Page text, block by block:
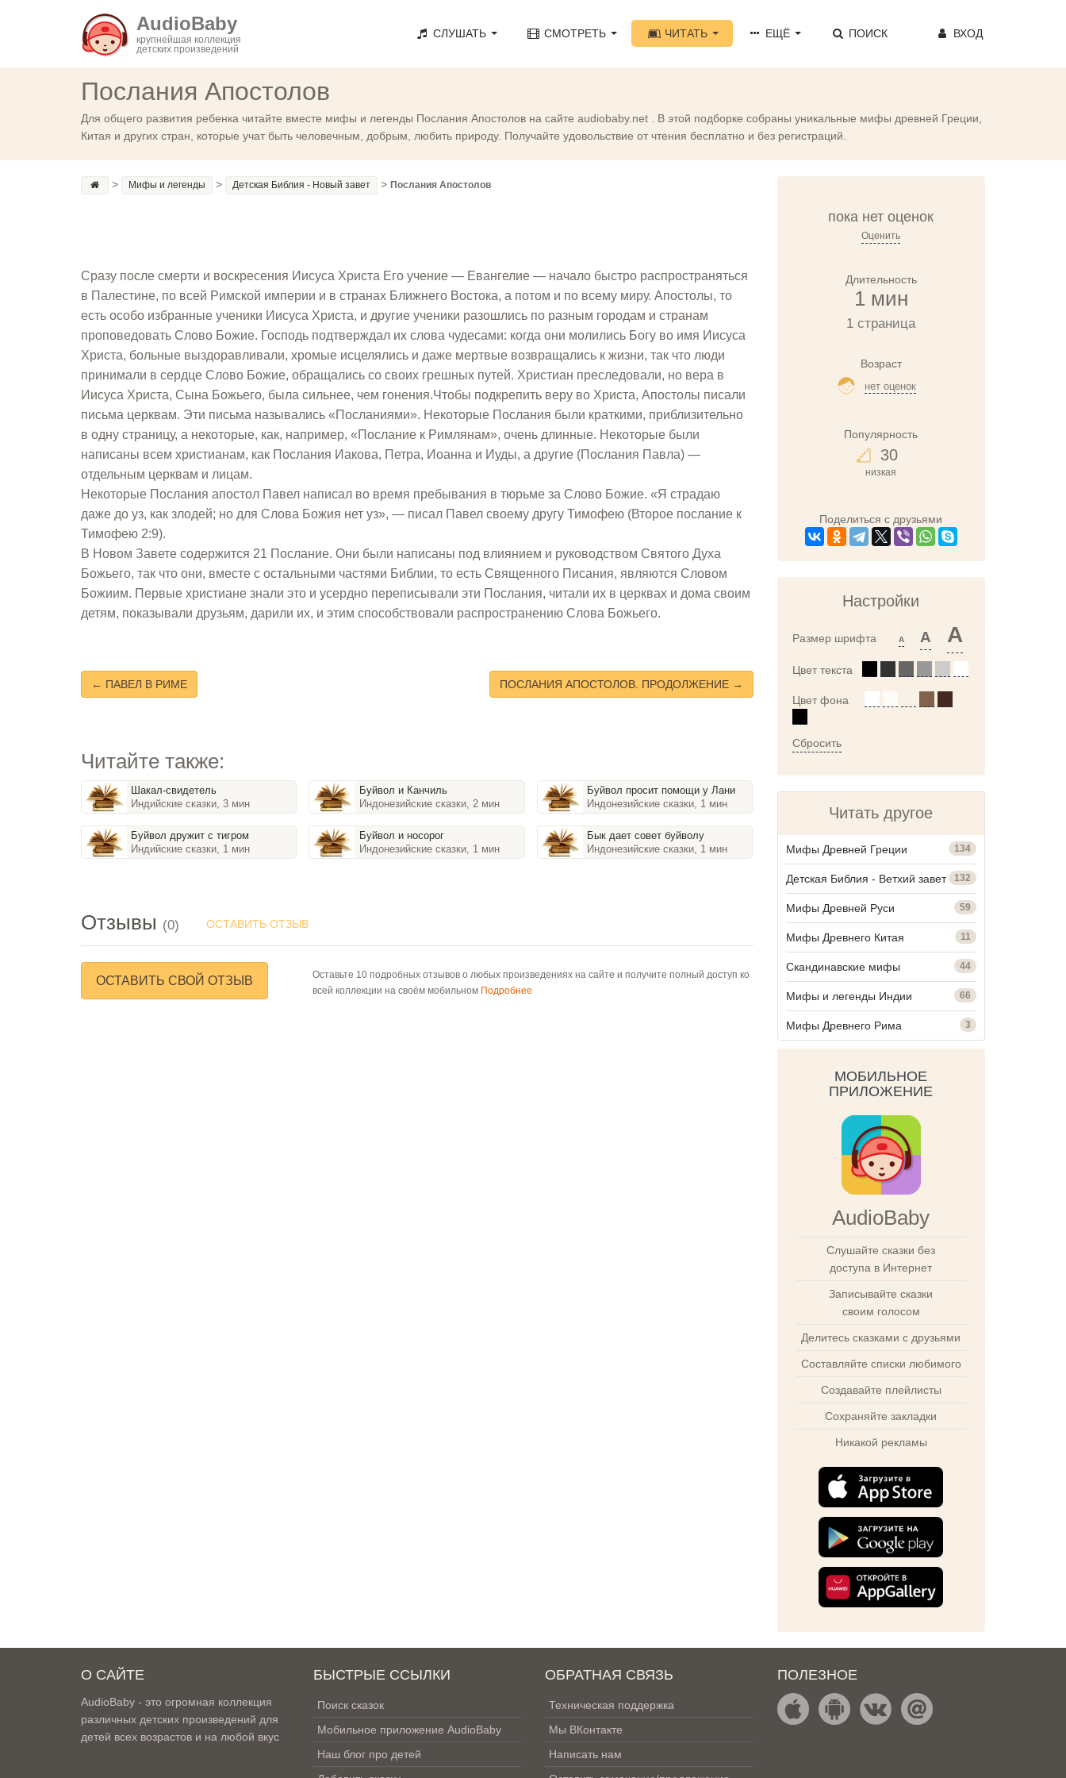
AudioBaby
крупнейшая коллекция
детских произведений
СЛУШАТЬ СМОТРЕТЬ ЧИТАТЬ ЕЩЁ ПОИСК ВХОД
Послания Апостолов
Для общего развития ребенка читайте вместе мифы и легенды Послания Апостолов на сайте audiobaby.net . В этой подборке собраны уникальные мифы древней Греции,
Китая и других стран, которые учат быть человечным, добрым, любить природу. Получайте удовольствие от чтения бесплатно и без регистраций.
> Мифы и легенды > Детская Библия - Новый завет > Послания Апостолов
Сразу после смерти и воскресения Иисуса Христа Его учение — Евангелие — начало быстро распространяться
в Палестине, по всей Римской империи и в странах Ближнего Востока, а потом и по всему миру. Апостолы, то
есть особо избранные ученики Иисуса Христа, и другие ученики разошлись по разным городам и странам
проповедовать Слово Божие. Господь подтверждал их слова чудесами: когда они молились Богу во имя Иисуса
Христа, больные выздоравливали, хромые исцелялись и даже мертвые возвращались к жизни, так что люди
принимали в сердце Слово Божие, обращались со своих грешных путей. Христиан преследовали, но вера в
Иисуса Христа, Сына Божьего, была сильнее, чем гонения.Чтобы подкрепить веру во Христа, Апостолы писали
письма церквам. Эти письма назывались «Посланиями». Некоторые Послания были краткими, приблизительно
в одну страницу, а некоторые, как, например, «Послание к Римлянам», очень длинные. Некоторые были
написаны всем христианам, как Послания Иакова, Петра, Иоанна и Иуды, а другие (Послания Павла) —
отдельным церквам и лицам.
Некоторые Послания апостол Павел написал во время пребывания в тюрьме за Слово Божие. «Я страдаю
даже до уз, как злодей; но для Слова Божия нет уз», — писал Павел своему другу Тимофею (Второе послание к
Тимофею 2:9).
В Новом Завете содержится 21 Послание. Они были написаны под влиянием и руководством Святого Духа
Божьего, так что они, вместе с остальными частями Библии, то есть Священного Писания, являются Словом
Божиим. Первые христиане знали это и усердно переписывали эти Послания, читали их в церквах и дома своим
детям, показывали друзьям, дарили их, и этим способствовали распространению Слова Божьего.
← ПАВЕЛ В РИМЕ ПОСЛАНИЯ АПОСТОЛОВ. ПРОДОЛЖЕНИЕ →
Читайте также:
Шакал-свидетель
Индийские сказки, 3 мин
Буйвол дружит с тигром
Индийские сказки, 1 мин
Буйвол и Канчиль
Индонезийские сказки, 2 мин
Буйвол и носорог
Индонезийские сказки, 1 мин
Буйвол просит помощи у Лани
Индонезийские сказки, 1 мин
Бык дает совет буйволу
Индонезийские сказки, 1 мин
Отзывы (0) ОСТАВИТЬ ОТЗЫВ
ОСТАВИТЬ СВОЙ ОТЗЫВ
Оставьте 10 подробных отзывов о любых произведениях на сайте и получите полный доступ ко
всей коллекции на своём мобильном Подробнее
пока нет оценок
Оценить
Длительность
1 мин
1 страница
Возраст
нет оценок
Популярность
30
низкая
Поделиться с друзьями
Настройки
Размер шрифта A A A
Цвет текста
Цвет фона
Сбросить
Читать другое
Мифы Древней Греции 134
Детская Библия - Ветхий завет 132
Мифы Древней Руси 59
Мифы Древнего Китая 11
Скандинавские мифы 44
Мифы и легенды Индии 66
Мифы Древнего Рима 3
МОБИЛЬНОЕ
ПРИЛОЖЕНИЕ
AudioBaby
Слушайте сказки без
доступа в Интернет
Записывайте сказки
своим голосом
Делитесь сказками с друзьями
Составляйте списки любимого
Создавайте плейлисты
Сохраняйте закладки
Никакой рекламы
О САЙТЕ
AudioBaby - это огромная коллекция
различных детских произведений для
детей всех возрастов и на любой вкус
БЫСТРЫЕ ССЫЛКИ
Поиск сказок
Мобильное приложение AudioBaby
Наш блог про детей
ОБРАТНАЯ СВЯЗЬ
Техническая поддержка
Мы ВКонтакте
Написать нам
ПОЛЕЗНОЕ